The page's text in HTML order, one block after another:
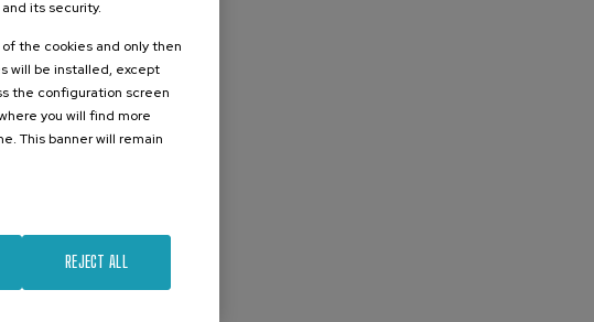
its security.
the cookies and only then
will be installed, except
the configuration screen
you will find more
This banner will remain
REJECT ALL